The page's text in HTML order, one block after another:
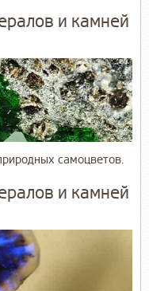
и камней
самоцветов.
и камней